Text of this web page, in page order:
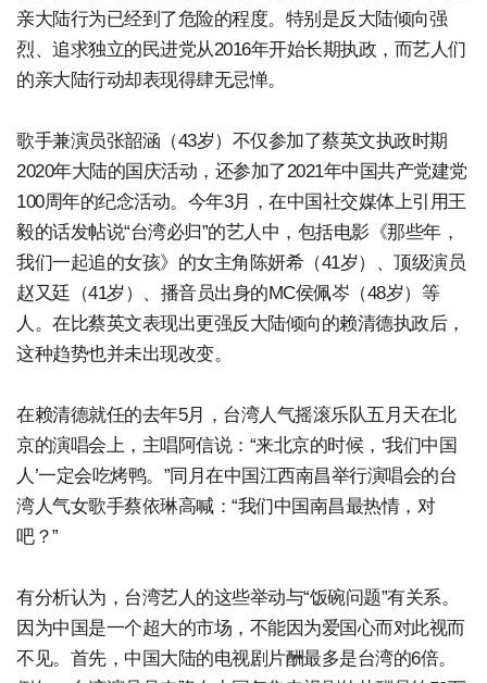
亲大陆行为已经到了危险的程度。特别是反大陆倾向强
烈、追求独立的民进党从2016年开始长期执政，而艺人们
的亲大陆行动却表现得肆无忌惮。
歌手兼演员张韶涵（43岁）不仅参加了蔡英文执政时期
2020年大陆的国庆活动，还参加了2021年中国共产党建党
100周年的纪念活动。今年3月，在中国社交媒体上引用王
毅的话发帖说“台湾必归”的艺人中，包括电影《那些年，
我们一起追的女孩》的女主角陈妍希（41岁）、顶级演员
赵又廷（41岁）、播音员出身的MC侯佩岑（48岁）等
人。在比蔡英文表现出更强反大陆倾向的赖清德执政后，
这种趋势也并未出现改变。
在赖清德就任的去年5月，台湾人气摇滚乐队五月天在北
京的演唱会上，主唱阿信说：“来北京的时候，‘我们中国
人’一定会吃烤鸭。”同月在中国江西南昌举行演唱会的台
湾人气女歌手蔡依琳高喊：“我们中国南昌最热情，对
吧？”
有分析认为，台湾艺人的这些举动与“饭碗问题”有关系。
因为中国是一个超大的市场，不能因为爱国心而对此视而
不见。首先，中国大陆的电视剧片酬最多是台湾的6倍。